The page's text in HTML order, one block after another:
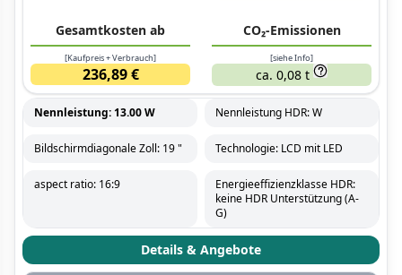
Gesamtkosten ab
[Kaufpreis + Verbrauch]
236,89 €
CO₂-Emissionen
[siehe Info]
ca. 0,08 t
Nennleistung: 13.00 W Nennleistung HDR: W
Bildschirmdiagonale Zoll: 19 " Technologie: LCD mit LED
aspect ratio: 16:9
Energieeffizienzklasse HDR:
keine HDR Unterstützung (A-
G)
Details & Angebote